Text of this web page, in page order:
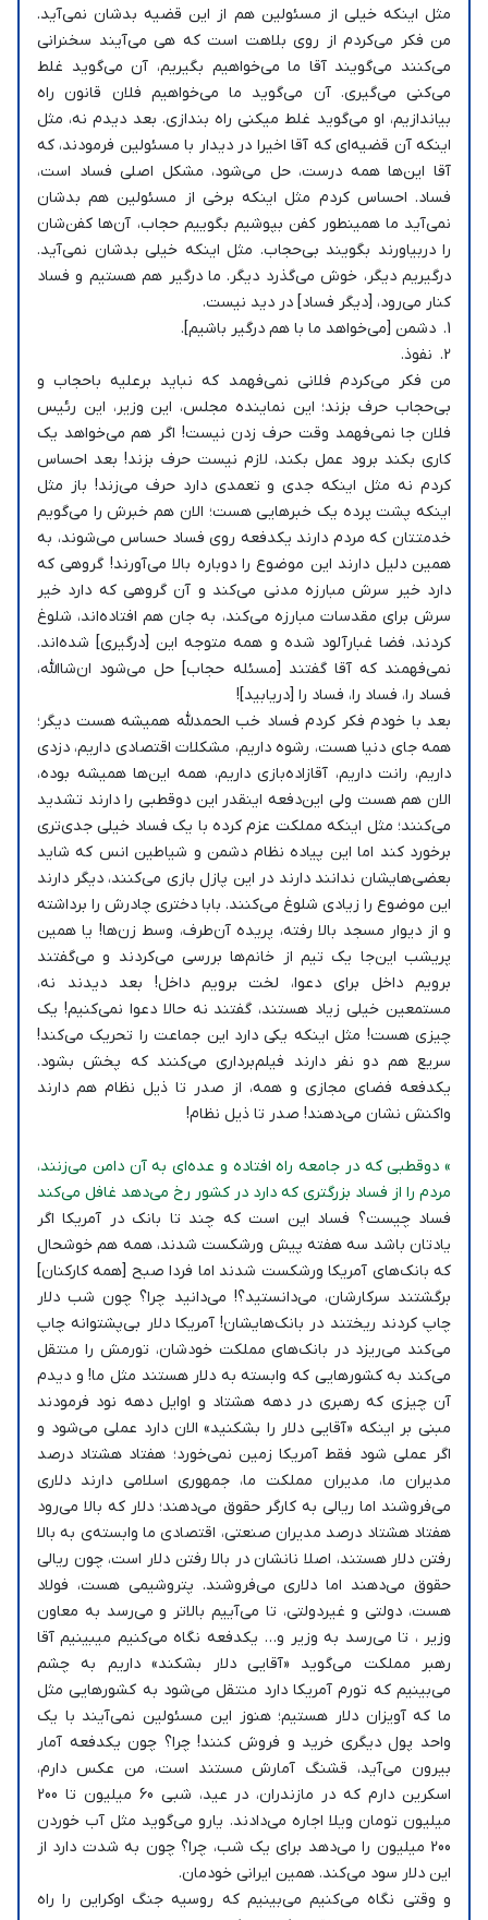
مثل اینکه خیلی از مسئولین هم از این قضیه بدشان نمی‌آید.
من فکر می‌کردم از روی بلاهت است که هی می‌آیند سخنرانی
می‌کنند می‌گویند آقا ما می‌خواهیم بگیریم، آن می‌گوید غلط
می‌کنی می‌گیری. آن می‌گوید ما می‌خواهیم فلان قانون راه
بیاندازیم، او می‌گوید غلط می‎کنی راه بندازی. بعد دیدم نه، مثل
اینکه آن قضیه‌ای که آقا اخیرا در دیدار با مسئولین فرمودند، که
آقا این‌ها همه درست، حل می‌شود، مشکل اصلی فساد است،
فساد. احساس کردم مثل اینکه برخی از مسئولین هم بدشان
نمی‌آید ما همینطور کفن بپوشیم بگوییم حجاب، آن‌ها کفن‌شان
را دربیاورند بگویند بی‌حجاب. مثل اینکه خیلی بدشان نمی‌آید.
درگیریم دیگر، خوش می‌گذرد دیگر. ما درگیر هم هستیم و فساد
کنار می‌رود، [دیگر فساد] در دید نیست.
1. دشمن [می‌خواهد ما با هم درگیر باشیم].
2. نفوذ.
من فکر می‌کردم فلانی نمی‌فهمد که نباید برعلیه باحجاب و
بی‌حجاب حرف بزند؛ این نماینده مجلس، این وزیر، این رئیس
فلان جا نمی‌فهمد وقت حرف زدن نیست! اگر هم می‌خواهد یک
کاری بکند برود عمل بکند، لازم نیست حرف بزند! بعد احساس
کردم نه مثل اینکه جدی و تعمدی دارد حرف می‌زند! باز مثل
اینکه پشت پرده یک خبرهایی هست؛ الان هم خبرش را می‌گویم
خدمتتان که مردم دارند یکدفعه روی فساد حساس می‌شوند، به
همین دلیل دارند این موضوع را دوباره بالا می‌آورند! گروهی که
دارد خیر سرش مبارزه مدنی می‌کند و آن گروهی که دارد خیر
سرش برای مقدسات مبارزه می‌کند، به جان هم افتاده‌اند، شلوغ
کردند، فضا غبارآلود شده و همه متوجه این [درگیری] شده‌اند.
نمی‌فهمند که آقا گفتند [مسئله حجاب] حل می‌شود ان‌شاالله،
فساد را، فساد را، فساد را [دریابید]!
بعد با خودم فکر کردم فساد خب الحمدلله همیشه هست دیگر؛
همه جای دنیا هست، رشوه داریم، مشکلات اقتصادی داریم، دزدی
داریم، رانت داریم، آقازاده‌بازی داریم، همه این‌ها همیشه بوده،
الان هم هست ولی این‌دفعه اینقدر این دوقطبی را دارند تشدید
می‌کنند؛ مثل اینکه مملکت عزم کرده با یک فساد خیلی جدی‌تری
برخورد کند اما این پیاده نظام دشمن و شیاطین انس که شاید
بعضی‌هایشان ندانند دارند در این پازل بازی می‌کنند، دیگر دارند
این موضوع را زیادی شلوغ می‌کنند. بابا دختری چادرش را برداشته
و از دیوار مسجد بالا رفته، پریده آن‌طرف، وسط زن‌ها! یا همین
پریشب این‌جا یک تیم از خانم‌ها بررسی می‌کردند و می‌گفتند
برویم داخل برای دعوا، لخت برویم داخل! بعد دیدند نه،
مستمعین خیلی زیاد هستند، گفتند نه حالا دعوا نمی‌کنیم! یک
چیزی هست! مثل اینکه یکی دارد این جماعت را تحریک‌ می‌کند!
سریع هم دو نفر دارند فیلم‌برداری می‌کنند که پخش بشود.
یکدفعه فضای مجازی و همه، از صدر تا ذیل نظام هم دارند
واکنش نشان می‌دهند! صدر تا ذیل نظام!
» دوقطبی که در جامعه راه افتاده و عده‌ای به آن دامن می‌زنند،
مردم را از فساد بزرگتری که دارد در کشور رخ می‌دهد غافل می‌کند
فساد چیست؟ فساد این است که چند تا بانک در آمریکا اگر
یادتان باشد سه هفته پیش ورشکست شدند، همه هم خوشحال
که بانک‌های آمریکا ورشکست شدند اما فردا صبح [همه کارکنان]
برگشتند سرکارشان، می‌دانستید؟! می‌دانید چرا؟ چون شب دلار
چاپ کردند ریختند در بانک‌هایشان! آمریکا دلار بی‌پشتوانه چاپ
می‌کند می‌ریزد در بانک‌های مملکت خودشان، تورمش را منتقل
می‌کند به کشورهایی که وابسته به دلار هستند مثل ما! و دیدم
آن چیزی که رهبری در دهه هشتاد و اوایل دهه نود فرمودند
مبنی بر اینکه «آقایی دلار را بشکنید» الان دارد عملی می‌شود و
اگر عملی شود فقط آمریکا زمین نمی‌خورد؛ هفتاد هشتاد درصد
مدیران ما، مدیران مملکت ما، جمهوری اسلامی دارند دلاری
می‌فروشند اما ریالی به کارگر حقوق می‌دهند؛ دلار که بالا می‌رود
هفتاد هشتاد درصد مدیران صنعتی، اقتصادی ما وابسته‌ی به بالا
رفتن دلار هستند، اصلا نانشان در بالا رفتن دلار است، چون ریالی
حقوق می‌دهند اما دلاری می‌فروشند. پتروشیمی هست، فولاد
هست، دولتی و غیردولتی، تا می‌آییم بالاتر و می‌رسد به معاون
وزیر ، تا می‌رسد به وزیر و… یکدفعه نگاه می‌کنیم می‎بینیم آقا
رهبر مملکت می‌گوید «آقایی دلار بشکند» داریم به چشم
می‌بینیم که تورم آمریکا دارد منتقل می‌شود به کشورهایی مثل
ما که آویزان دلار هستیم؛ هنوز این‌ مسئولین نمی‌آیند با یک
واحد پول دیگری خرید و فروش کنند! چرا؟ چون یکدفعه آمار
بیرون می‌آید، قشنگ آمارش مستند است، من عکس دارم،
اسکرین دارم که در مازندران، در عید، شبی 60 میلیون تا 200
میلیون تومان ویلا اجاره می‌دادند. یارو می‌گوید مثل آب خوردن
200 میلیون را می‌دهد برای یک شب، چرا؟ چون به شدت دارد از
این دلار سود می‌کند. همین ایرانی خودمان.
و وقتی نگاه می‌کنیم می‌بینیم که روسیه جنگ اوکراین را راه